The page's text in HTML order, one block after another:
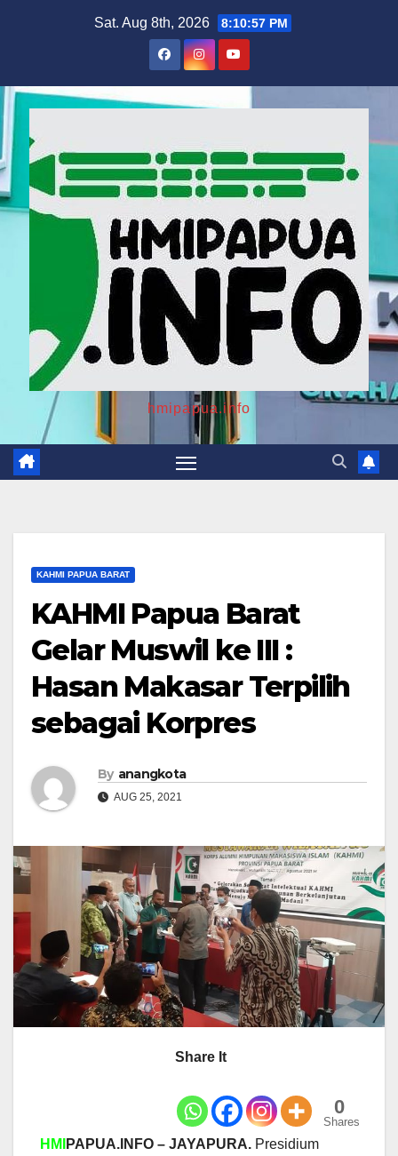
Sat. Aug 8th, 2026 8:10:58 PM
hmipapua.info
KAHMI PAPUA BARAT
KAHMI Papua Barat
Gelar Muswil ke III :
Hasan Makasar Terpilih
sebagai Korpres
By anangkota
AUG 25, 2021
Share It
0
Shares
HMI PAPUA.INFO – JAYAPURA. Presidium